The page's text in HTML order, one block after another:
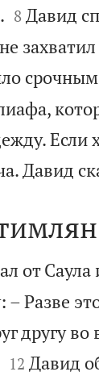

8 Давид
Если
Давид
от
Разве
другу

12 Давид